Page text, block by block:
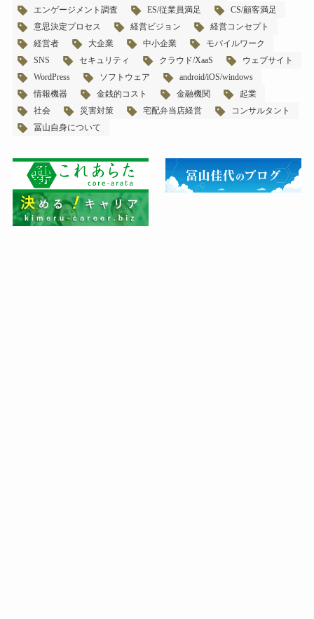
エンゲージメント調査
ES/従業員満足
CS/顧客満足
意思決定プロセス
経営ビジョン
経営コンセプト
経営者
大企業 中小企業
モバイルワーク
SNS
セキュリティ クラウド/XaaS
ウェブサイト
WordPress
ソフトウェア
android/iOS/windows
情報機器
金銭的コスト 金融機関
起業
社会
災害対策 宅配弁当店経営
コンサルタント
冨山自身について